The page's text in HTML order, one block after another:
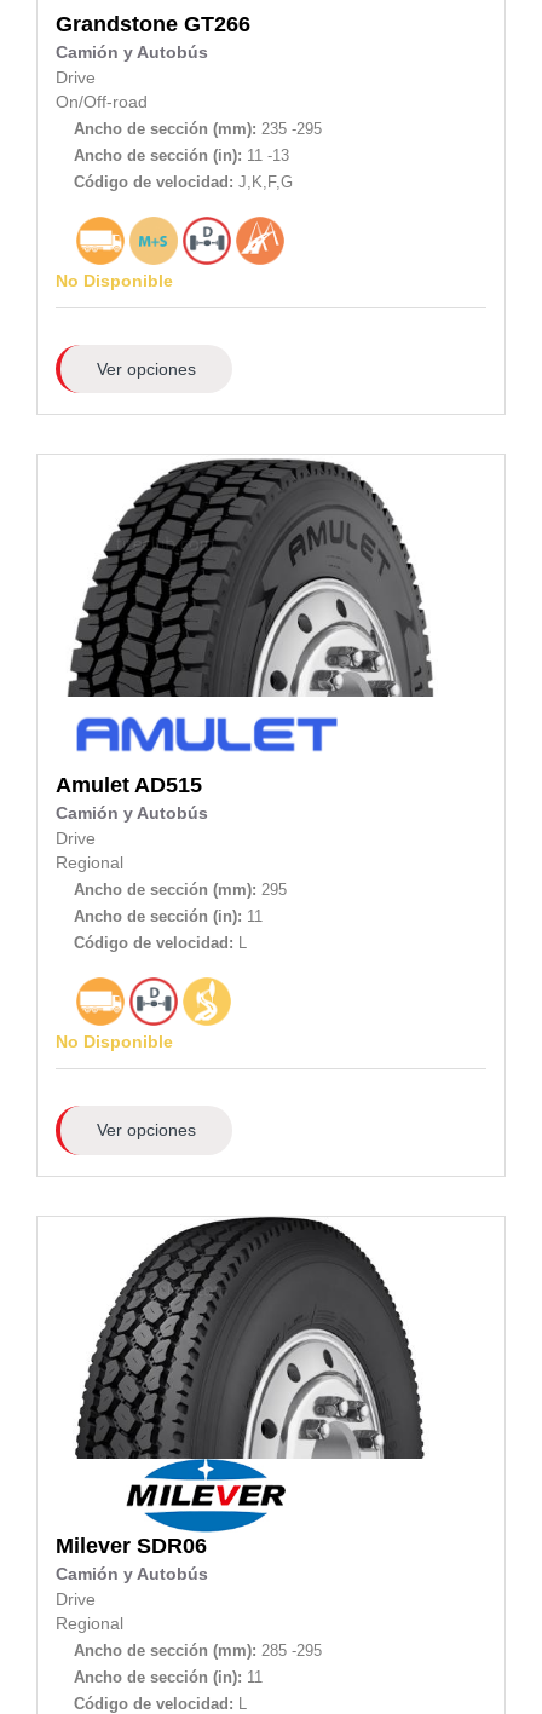
Grandstone GT266
Camión y Autobús
Drive
On/Off-road
Ancho de sección (mm): 235 -295
Ancho de sección (in): 11 -13
Código de velocidad: J,K,F,G
No Disponible
Ver opciones
Amulet AD515
Camión y Autobús
Drive
Regional
Ancho de sección (mm): 295
Ancho de sección (in): 11
Código de velocidad:
No Disponible
Ver opciones
Milever SDR06
Camión y Autobús
Drive
Regional
Ancho de sección (mm): 285 -295
Ancho de sección (in): 11
Código de velocidad: L